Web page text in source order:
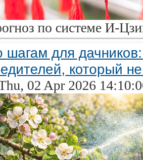
по системе И-
шагам для
который
02 Apr 2026